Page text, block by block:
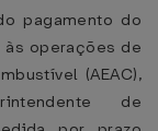
pagamento do
operações de
(AEAC),
de